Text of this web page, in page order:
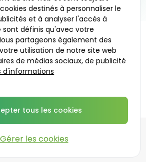
C’est parti
prescripteurs
©2026DoktorABC.com
destinés à personnaliser le
et à analyser l'accès à
sont définis qu'avec votre
partageons également des
utilisation de notre site web
de médias sociaux, de publicité
d'informations
tous les cookies
Gérer les cookies